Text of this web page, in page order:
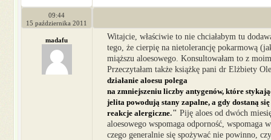
09:44
15 października 2011
madafu
Witajcie, właściwie to nie chciałabym tu
tego, że cierpię na nietolerancję pokarmową
miąższu aloesowego. Konsultowałam to z
Przeczytałam także książkę pani dr Elżbiety
działanie aloesu polega
na zmniejszeniu liczby antygenów, które
jelita powodują stany zapalne, a gdy dostaną
reakcje alergiczne." Piję aloes od dwóch
aloesowego wspomaga odporność,
czego generalnie się spożywać nie powinno,